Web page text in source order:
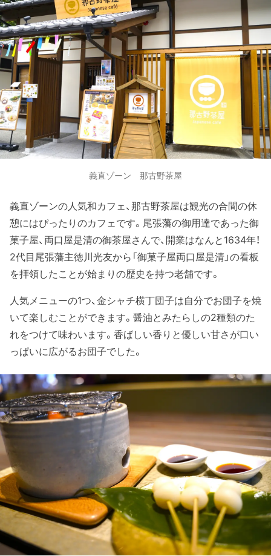
義直ゾーン 那古野茶屋
義直ゾーンの人気和カフェ、那古野茶屋は観光の合間の休
憩にはぴったりのカフェです。尾張藩の御用達であった御
菓子屋、両口屋是清の御茶屋さんで、開業はなんと1634年！
2代目尾張藩主徳川光友から「御菓子屋両口屋是清」の看板
を拝領したことが始まりの歴史を持つ老舗です。
人気メニューの1つ、金シャチ横丁団子は自分でお団子を焼
いて楽しむことができます。醤油とみたらしの2種類のた
れをつけて味わいます。香ばしい香りと優しい甘さが口い
っぱいに広がるお団子でした。